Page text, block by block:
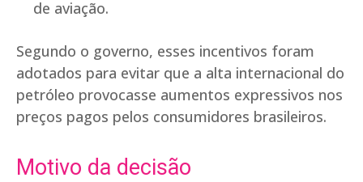
de aviação.
Segundo o governo, esses incentivos foram
adotados para evitar que a alta internacional do
petróleo provocasse aumentos expressivos nos
preços pagos pelos consumidores brasileiros.
Motivo da decisão